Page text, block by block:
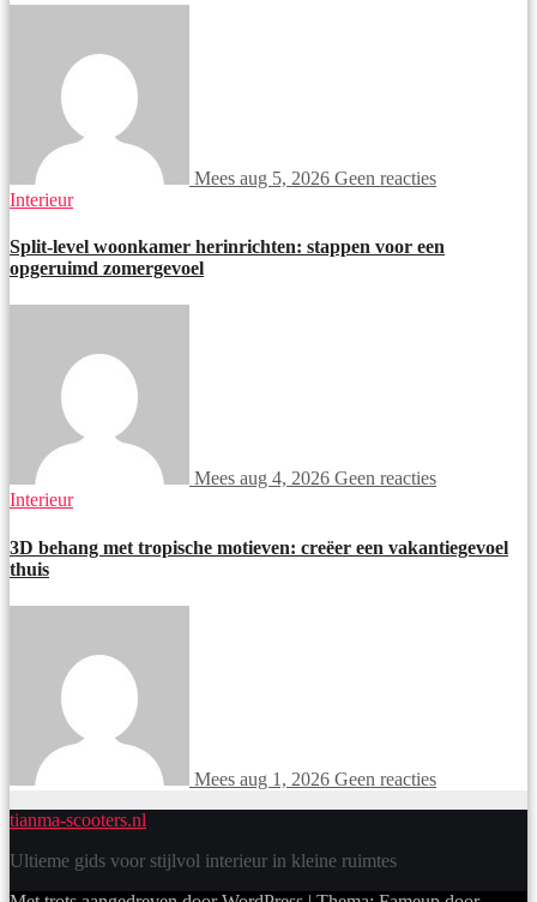
Mees aug 5, 2026 Geen reacties
Interieur
Split-level woonkamer herinrichten: stappen voor een
opgeruimd zomergevoel
Mees aug 4, 2026 Geen reacties
Interieur
3D behang met tropische motieven: creëer een vakantiegevoel
thuis
Mees aug 1, 2026 Geen reacties
tianma-scooters.nl
Ultieme gids voor stijlvol interieur in kleine ruimtes